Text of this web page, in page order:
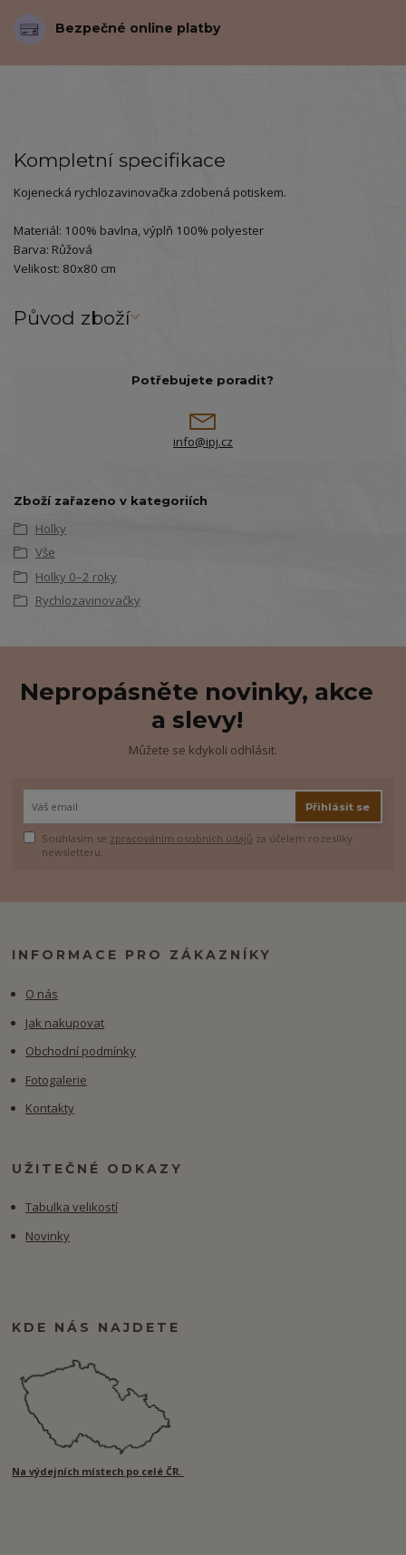
Bezpečné online platby
Kompletní specifikace
Kojenecká rychlozavinovačka zdobená potiskem.
Materiál: 100% bavlna, výplň 100% polyester
Barva: Růžová
Velikost: 80x80 cm
Původ zboží
Potřebujete poradit?
info@ipj.cz
Zboží zařazeno v kategoriích
Holky
Vše
Holky 0–2 roky
Rychlozavinovačky
Nepropásněte novinky, akce
a slevy!
Můžete se kdykoli odhlásit.
Přihlásit se
Souhlasím se zpracováním osobních údajů za účelem rozesílky
newsletteru.
INFORMACE PRO ZÁKAZNÍKY
O nás
Jak nakupovat
Obchodní podmínky
Fotogalerie
Kontakty
UŽITEČNÉ ODKAZY
Tabulka velikostí
Novinky
KDE NÁS NAJDETE
Na výdejních místech po celé ČR.